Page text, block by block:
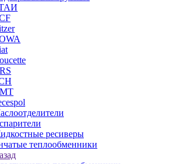
ресиверы
теплообменники